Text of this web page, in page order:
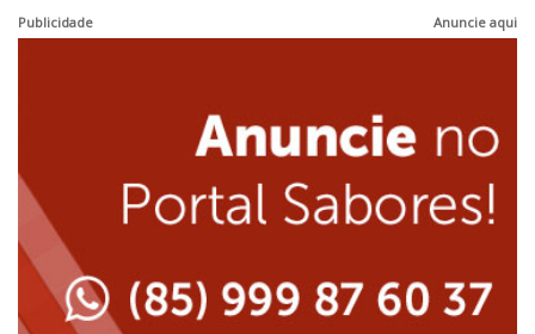
Japonesa e Oriental
Lanchonetes
Massas
Peixes e Frutos do Mar
Publicidade Anuncie aqui